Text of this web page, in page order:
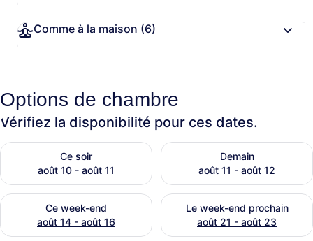
Comme à la maison (6)
Options de chambre
Vérifiez la disponibilité pour ces dates.
Ce soir
août 10 - août 11
Vérifier la disponibilité pour ce soir août 10 - août 11
Demain
août 11 - août 12
Vérifier la disponibilité pour
Ce week-end
août 14 - août 16
Vérifier la disponibilité pour ce week-end août 14 - août 16
Le week-end prochain
août 21 - août 23
Vérifier la disponibilité pour